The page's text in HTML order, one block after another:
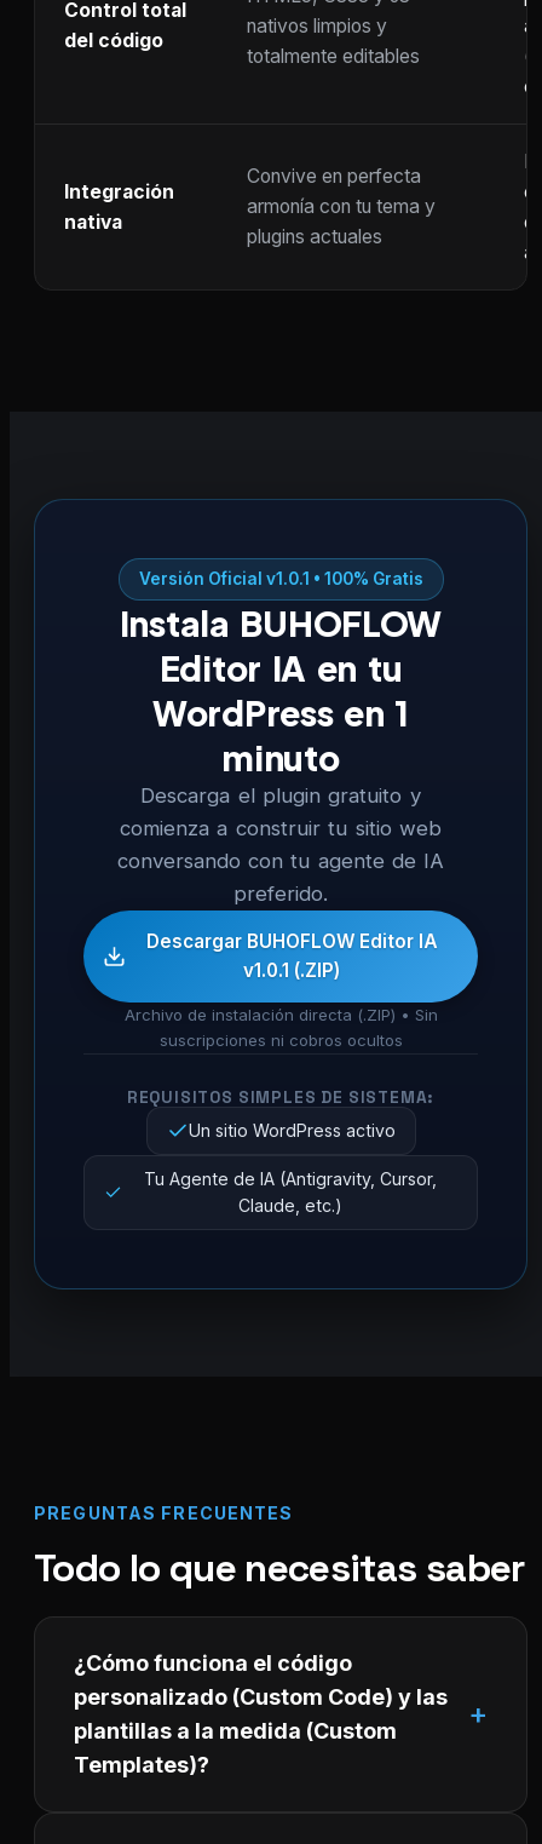
Control total
del código
nativos limpios y
totalmente editables
Integración
nativa
Convive en perfecta
armonía con tu tema y
plugins actuales
Versión Oficial v1.0.1 • 100% Gratis
Instala BUHOFLOW
Editor IA en tu
WordPress en 1
minuto
Descarga el plugin gratuito y
comienza a construir tu sitio web
conversando con tu agente de IA
preferido.
Descargar BUHOFLOW Editor IA
v1.0.1 (.ZIP)
Archivo de instalación directa (.ZIP) • Sin
suscripciones ni cobros ocultos
REQUISITOS SIMPLES DE SISTEMA:
Un sitio WordPress activo
Tu Agente de IA (Antigravity, Cursor,
Claude, etc.)
PREGUNTAS FRECUENTES
Todo lo que necesitas saber
¿Cómo funciona el código
personalizado (Custom Code) y las
plantillas a la medida (Custom
Templates)?